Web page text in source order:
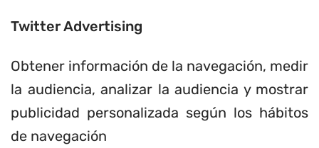
Twitter Advertising
Obtener información de la navegación, medir
la audiencia, analizar la audiencia y mostrar
publicidad personalizada según los hábitos
de navegación